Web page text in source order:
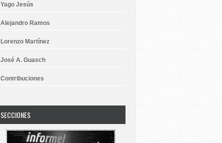
Yago Jesús
Alejandro Ramos
Lorenzo Martínez
José A. Guasch
Contribuciones
SECCIONES